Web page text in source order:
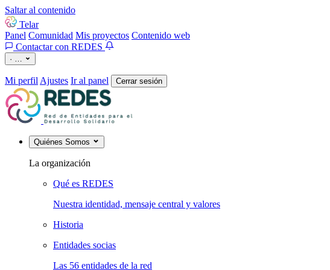
Saltar al contenido
Telar
Panel Comunidad Mis proyectos Contenido web
Contactar con REDES
· …
Mi perfil Ajustes Ir al panel Cerrar sesión
Quiénes Somos
La organización
Qué es REDES
Nuestra identidad, mensaje central y valores
Historia
Entidades socias
Las 56 entidades de la red